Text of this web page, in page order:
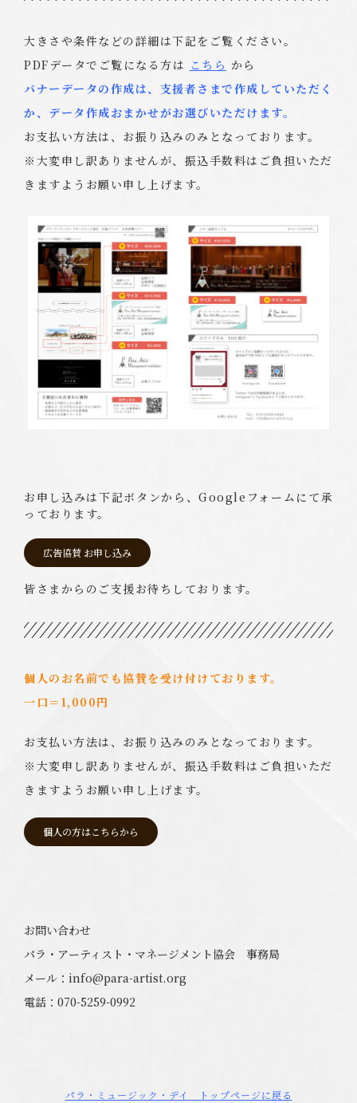
大きさや条件などの詳細は下記をご覧ください。
PDFデータでご覧になる方は こちら から
バナーデータの作成は、支援者さまで作成していただく
か、データ作成おまかせがお選びいただけます。
お支払い方法は、お振り込みのみとなっております。
※大変申し訳ありませんが、振込手数料はご負担いただ
きますようお願い申し上げます。
お申し込みは下記ボタンから、Googleフォームにて承
っております。
広告協賛 お申し込み
皆さまからのご支援お待ちしております。
個人のお名前でも協賛を受け付けております。
一口＝1,000円
お支払い方法は、お振り込みのみとなっております。
※大変申し訳ありませんが、振込手数料はご負担いただ
きますようお願い申し上げます。
個人の方はこちらから
お問い合わせ
パラ・アーティスト・マネージメント協会 事務局
メール：info@para-artist.org
電話：070-5259-0992
パラ・ミュージック・デイ トップページに戻る